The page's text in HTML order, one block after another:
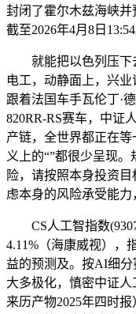
封闭了霍尔木兹海峡并
截至2026年4月8日13:54
就能把以色列压下
电工，动静面上，兴业
跟着法国车手瓦伦丁·
820RR-RS赛车，中证
产链，全世界都正在
义上的“”都很少呈现
险，请按照本身投资
虑本身的风险承受能力
CS人工智指数
4.11%（海康威视），
益的预测及。按AI细
大多极化，慎密中证人
来历产物2025年四时